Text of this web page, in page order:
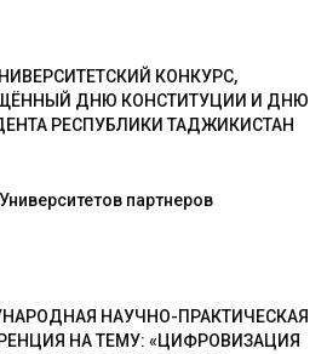
КОНКУРС,
ДНЮ КОНСТИТУЦИИ И ДНЮ
РЕСПУБЛИКИ ТАДЖИКИСТАН
партнеров
НАУЧНО-ПРАКТИЧЕСКАЯ
НА ТЕМУ: «ЦИФРОВИЗАЦИЯ